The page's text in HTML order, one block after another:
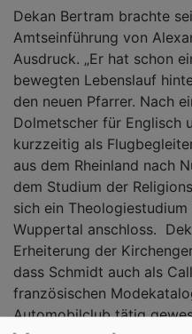
Dekan Bertram brachte
Amtseinführung von
Ausdruck. „Er hat schon
bewegten Lebenslauf
den neuen Pfarrer. Nach
Dolmetscher für Englisch
kurzzeitig als
aus dem Rheinland nach
dem Studium der
sich ein
Wuppertal anschloss.
Erheiterung der
dass Schmidt auch als
französischen
Automobilclub tätig